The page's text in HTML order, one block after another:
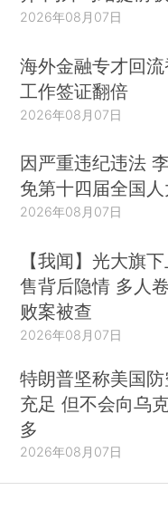
2026年08月07日
海外金融专才回
工作签证翻倍
2026年08月07日
因严重违纪违法
免第十四届全国
2026年08月07日
【我闻】光大旗
售背后隐情 多人
败案被查
2026年08月07日
特朗普坚称美国
充足 但不会向乌
多
2026年08月07日